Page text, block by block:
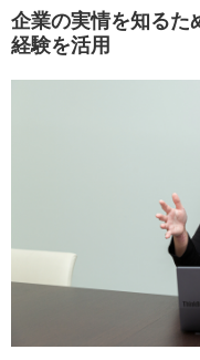
企業の実情を知るた
経験を活用